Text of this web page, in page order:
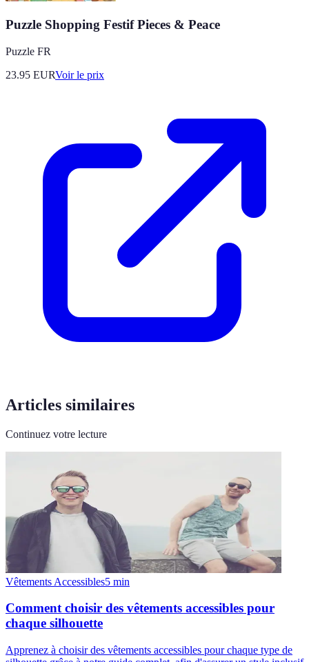
Puzzle Shopping Festif Pieces & Peace
Puzzle FR
23.95 EURVoir le prix
Articles similaires
Continuez votre lecture
Vêtements Accessibles5 min
Comment choisir des vêtements accessibles pour
chaque silhouette
Apprenez à choisir des vêtements accessibles pour chaque type de